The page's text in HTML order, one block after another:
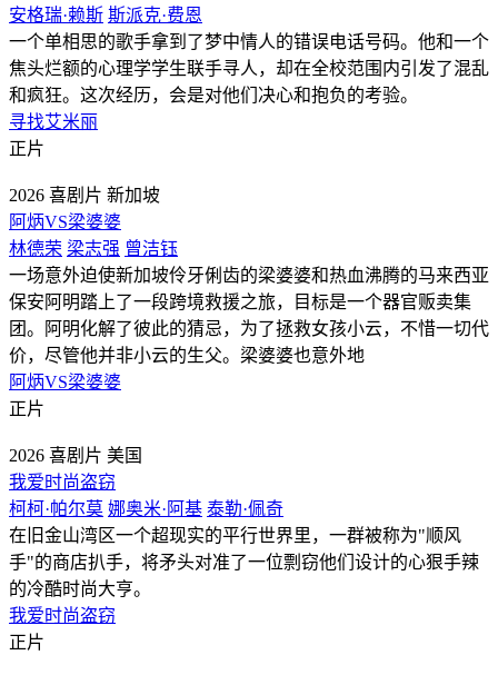
安格瑞·赖斯 斯派克·费恩
一个单相思的歌手拿到了梦中情人的错误电话号码。他和一个
焦头烂额的心理学学生联手寻人，却在全校范围内引发了混乱
和疯狂。这次经历，会是对他们决心和抱负的考验。
寻找艾米丽
正片
2026 喜剧片 新加坡
阿炳VS梁婆婆
林德荣 梁志强 曾洁钰
一场意外迫使新加坡伶牙俐齿的梁婆婆和热血沸腾的马来西亚
保安阿明踏上了一段跨境救援之旅，目标是一个器官贩卖集
团。阿明化解了彼此的猜忌，为了拯救女孩小云，不惜一切代
价，尽管他并非小云的生父。梁婆婆也意外地
阿炳VS梁婆婆
正片
2026 喜剧片 美国
我爱时尚盗窃
柯柯·帕尔莫 娜奥米·阿基 泰勒·佩奇
在旧金山湾区一个超现实的平行世界里，一群被称为"顺风
手"的商店扒手，将矛头对准了一位剽窃他们设计的心狠手辣
的冷酷时尚大亨。
我爱时尚盗窃
正片